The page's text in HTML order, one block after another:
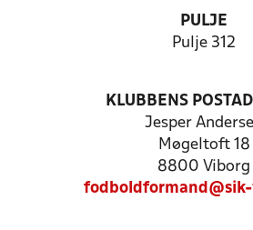
PULJE
Pulje 312
KLUBBENS
Jesper
Møgeltoft 18
8800 Viborg